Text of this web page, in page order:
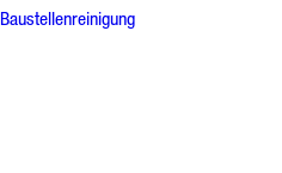
Baustellenreinigung